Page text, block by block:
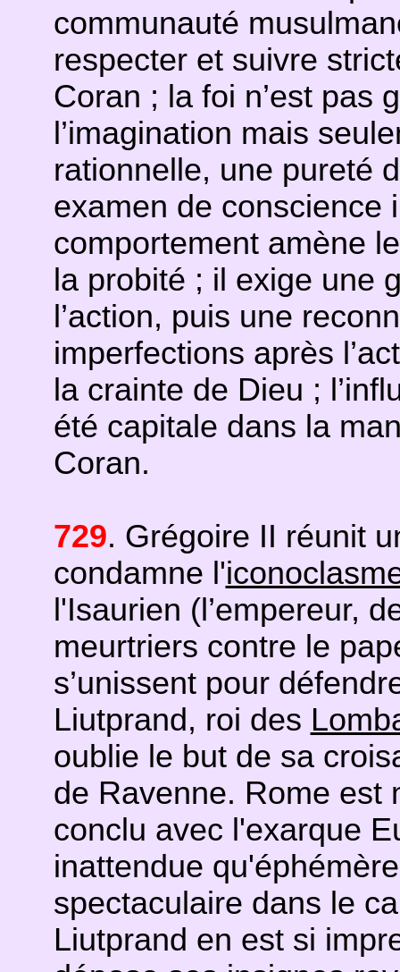
communauté
respecter et suivre
Coran ; la foi n’est pas
l’imagination mais
rationnelle, une pureté
examen de conscience
comportement amène
la probité ; il exige une
l’action, puis une
imperfections après
la crainte de Dieu ;
été capitale dans la
Coran.
729. Grégoire II réunit
condamne l'
l'Isaurien (l’empereur,
meurtriers contre le
s’unissent pour
Liutprand, roi des
oublie le but de sa
de Ravenne. Rome est
conclu avec l'exarque
inattendue
spectaculaire dans le
Liutprand en est si